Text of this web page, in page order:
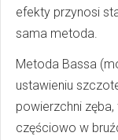
efekty przynosi
sama metoda.
Metoda Bassa
ustawieniu
powierzchni zęba,
częściowo w